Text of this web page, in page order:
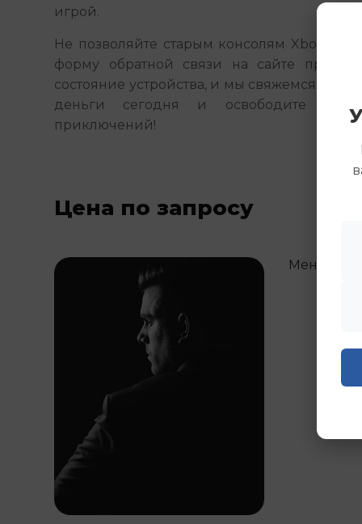
игрой.
Не позволяйте старым консолям Xbox
форму обратной связи на сайте прямо
состояние устройства, и мы свяжемся с
деньги сегодня и освободите
приключений!
Цена по запросу